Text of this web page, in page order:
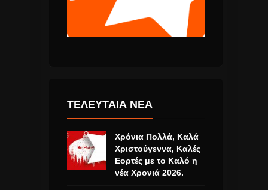
ΤΕΛΕΥΤΑΙΑ ΝΕΑ
Χρόνια Πολλά, Καλά
Χριστούγεννα, Καλές
Εορτές με το Καλό η
νέα Χρονιά 2026.